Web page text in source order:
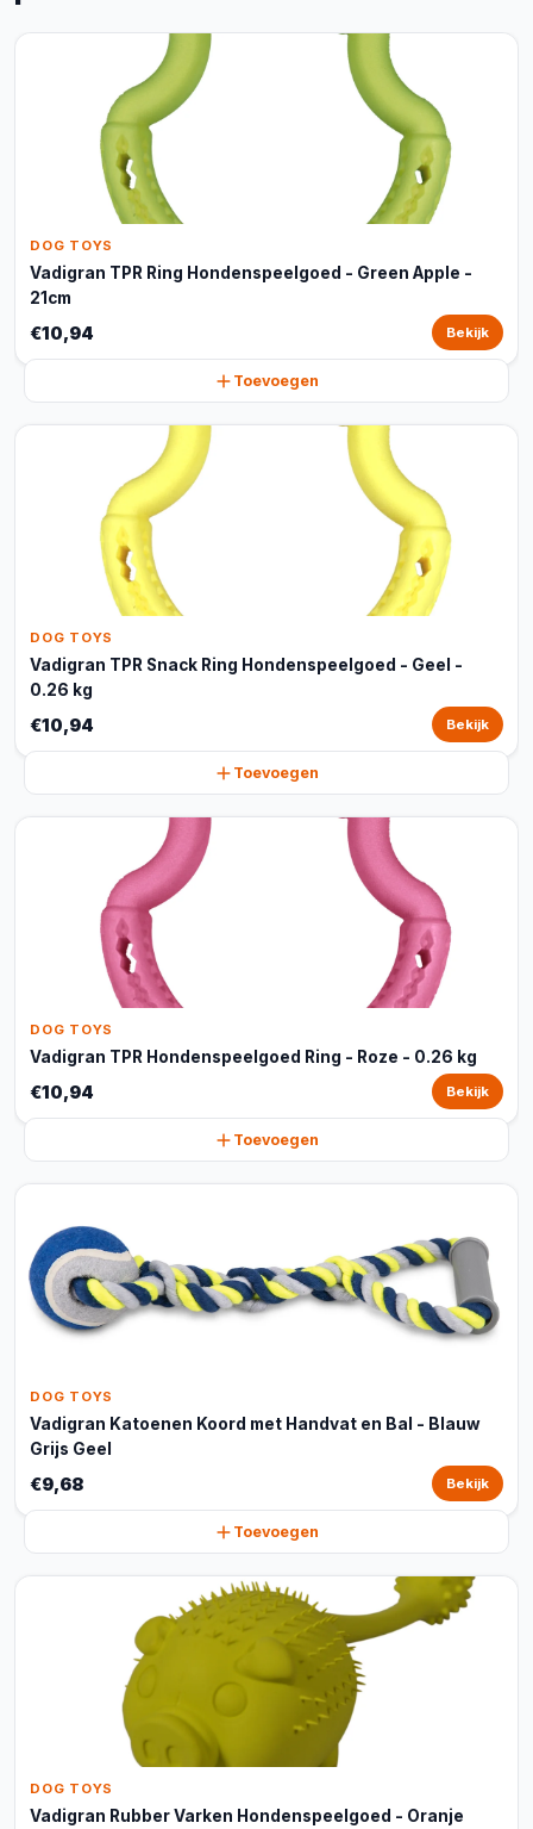
DOG TOYS
Vadigran TPR Ring Hondenspeelgoed - Green Apple -
21cm
€10,94 Bekijk
Toevoegen
DOG TOYS
Vadigran TPR Snack Ring Hondenspeelgoed - Geel -
0.26 kg
€10,94 Bekijk
Toevoegen
DOG TOYS
Vadigran TPR Hondenspeelgoed Ring - Roze - 0.26 kg
€10,94 Bekijk
Toevoegen
DOG TOYS
Vadigran Katoenen Koord met Handvat en Bal - Blauw
Grijs Geel
€9,68 Bekijk
Toevoegen
DOG TOYS
Vadigran Rubber Varken Hondenspeelgoed - Oranje